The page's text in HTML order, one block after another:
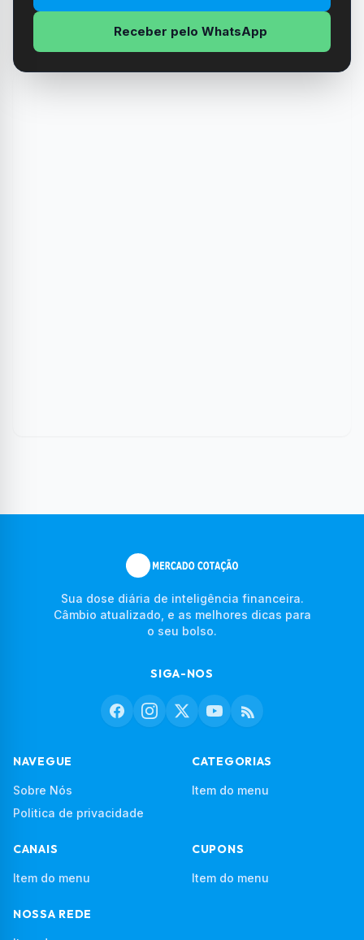
Receber pelo WhatsApp
Sua dose diária de inteligência financeira.
Câmbio atualizado, e as melhores dicas para
o seu bolso.
SIGA-NOS
NAVEGUE
Sobre Nós
Politica de privacidade
CATEGORIAS
Item do menu
CANAIS
Item do menu
CUPONS
Item do menu
NOSSA REDE